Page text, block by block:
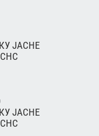
ЈАСНЕ
ЈАСНЕ